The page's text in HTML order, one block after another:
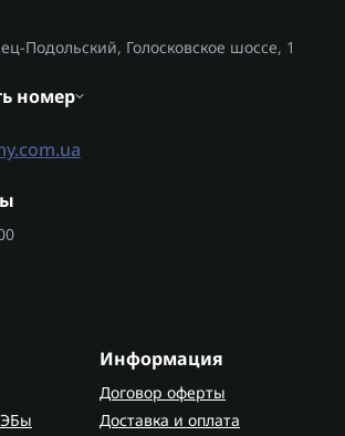
Подольский, Голосковское шоссе, 1
номер
Информация
Договор оферты
Доставка и оплата